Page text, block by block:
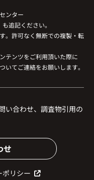
ンター
追記ください。
。許可なく無断での複製・転
テンツをご利用頂いた際に
いてご連絡をお願いします。
い合わせ、調査物引用の
せ
ポリシー